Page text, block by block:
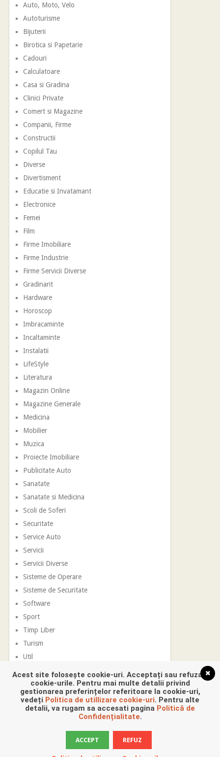
Auto, Moto, Velo
Autoturisme
Bijuterii
Birotica si Papetarie
Cadouri
Calculatoare
Casa si Gradina
Clinici Private
Comert si Magazine
Companii, Firme
Constructii
Copilul Tau
Diverse
Divertisment
Educatie si Invatamant
Electronice
Femei
Film
Firme Imobiliare
Firme Industrie
Firme Servicii Diverse
Gradinarit
Hardware
Horoscop
Imbracaminte
Incaltaminte
Instalatii
LifeStyle
Literatura
Magazin Online
Magazine Generale
Medicina
Mobilier
Muzica
Proiecte Imobiliare
Publicitate Auto
Sanatate
Sanatate si Medicina
Scoli de Soferi
Securitate
Service Auto
Servicii
Servicii Diverse
Sisteme de Operare
Sisteme de Securitate
Software
Sport
Timp Liber
Turism
Util
Promovare Digitala Copyright © 2026.
Acest site folosește cookie-uri. Acceptați sau refuzați
cookie-urile. Pentru mai multe detalii privind
gestionarea preferințelor referitoare la cookie-uri,
vedeți Politica de utillizare cookie-uri. Pentru alte
detalii, va rugam sa accesati pagina Politică de
Confidențialitate.
ACCEPT REFUZ